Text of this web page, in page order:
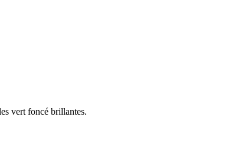
vert foncé brillantes.